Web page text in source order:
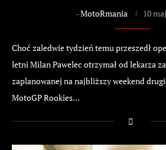
-MotoRmania 10
Choć zaledwie tydzień temu przeszedł
letni Milan Pawelec otrzymał od lekarza
zaplanowanej na najbliższy weekend
MotoGP Rookies…